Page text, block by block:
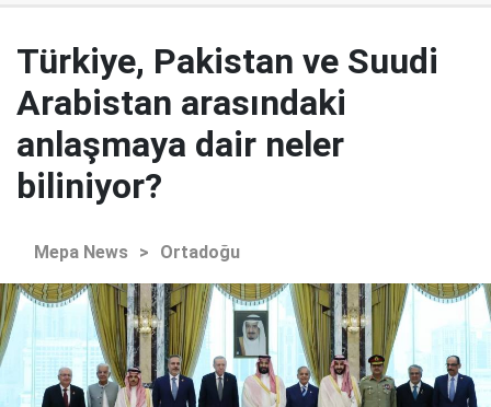
Türkiye, Pakistan ve Suudi
Arabistan arasındaki
anlaşmaya dair neler
biliniyor?
Mepa News > Ortadoğu